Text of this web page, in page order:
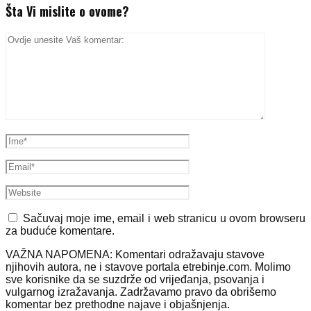
Šta Vi mislite o ovome?
Sačuvaj moje ime, email i web stranicu u ovom browseru
za buduće komentare.
VAŽNA NAPOMENA: Komentari odražavaju stavove
njihovih autora, ne i stavove portala etrebinje.com. Molimo
sve korisnike da se suzdrže od vrijeđanja, psovanja i
vulgarnog izražavanja. Zadržavamo pravo da obrišemo
komentar bez prethodne najave i objašnjenja.